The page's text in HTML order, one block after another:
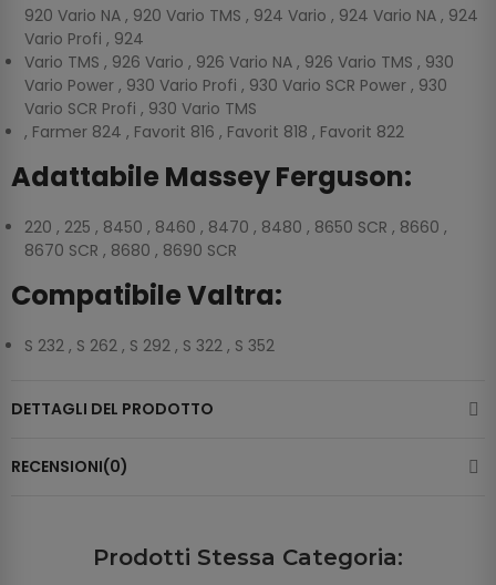
920 Vario NA , 920 Vario TMS , 924 Vario , 924 Vario NA , 924
Vario Profi , 924
Vario TMS , 926 Vario , 926 Vario NA , 926 Vario TMS , 930
Vario Power , 930 Vario Profi , 930 Vario SCR Power , 930
Vario SCR Profi , 930 Vario TMS
, Farmer 824 , Favorit 816 , Favorit 818 , Favorit 822
Adattabile Massey Ferguson:
220 , 225 , 8450 , 8460 , 8470 , 8480 , 8650 SCR , 8660 ,
8670 SCR , 8680 , 8690 SCR
Compatibile Valtra:
S 232 , S 262 , S 292 , S 322 , S 352
DETTAGLI DEL PRODOTTO
RECENSIONI(0)
Prodotti Stessa Categoria: